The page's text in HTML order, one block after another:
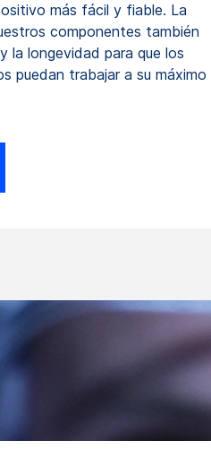
más fácil y fiable. La
componentes también
la longevidad para que los
puedan trabajar a su máximo